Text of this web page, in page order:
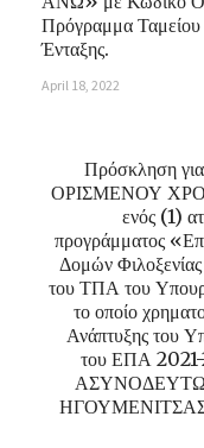
Πρόγραμμα
Ένταξης.
April 18, 2022
Πρόσκληση
ΟΡΙΣΜΕΝΟΥ
ενός (1)
προγράμματος
Δομών
του ΤΠΑ του
το οποίο
Ανάπτυξης του
του ΕΠΑ